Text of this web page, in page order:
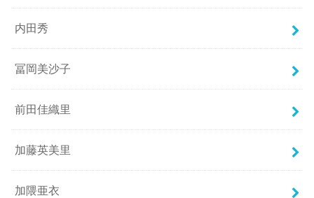
内田秀
冨岡美沙子
前田佳織里
加藤英美里
加隈亜衣